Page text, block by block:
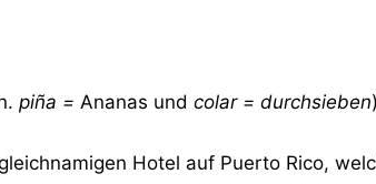
piña = Ananas und colar = durchsieben
Hotel auf Puerto Rico,